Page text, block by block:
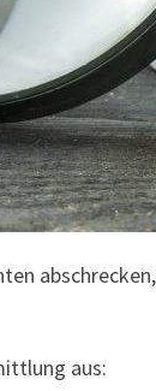
aus: